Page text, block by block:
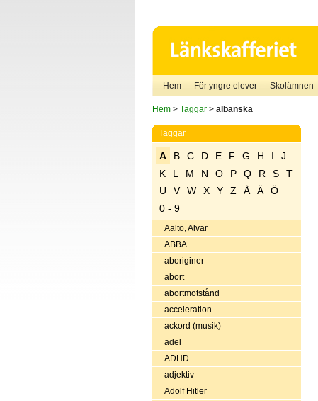
Hem För yngre elever Skolämnen
Hem> Taggar> albanska
Taggar
A B C D E F G H I
J
K
L M N O P Q R S
T
U
V W X Y Z Å Ä
Ö
0 - 9
Aalto, Alvar
ABBA
aboriginer
abort
abortmotstånd
acceleration
ackord (musik)
adel
ADHD
adjektiv
Adolf Hitler